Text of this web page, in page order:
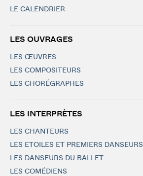
LE CALENDRIER
LES OUVRAGES
LES ŒUVRES
LES COMPOSITEURS
LES CHORÉGRAPHES
LES INTERPRÈTES
LES CHANTEURS
LES ETOILES ET PREMIERS DANSEURS
LES DANSEURS DU BALLET
LES COMÉDIENS